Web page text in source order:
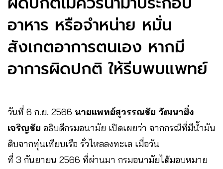
อาหาร หรือจำหน่าย หมั่น
สังเกตอาการตนเอง หากมี
อาการผิดปกติ ให้รีบพบแพทย์
วันที่ 6 ก.ย. 2566 นายแพทย์สุวรรณชัย วัฒนายิ่ง
เจริญชัย อธิบดีกรมอนามัย เปิดเผยว่า จากกรณีที่มีน้ำมัน
ดิบจากทุ่นเทียบเรือ รั่วไหลลงทะเล เมื่อวัน
ที่ 3 กันยายน 2566 ที่ผ่านมา กรมอนามัยได้มอบหมาย